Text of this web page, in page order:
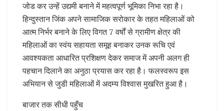
जोड कर उन्हें उद्यमी बनाने में महत्वपूर्ण भूमिका निभा रहा है।
हिन्दुस्तान जिंक अपने सामाजिक सरोकार के तहत महिलाओं को
आत्म निर्भर बनाने के लिए विगत 7 वर्षों से ग्रामीण क्षेत्र की
महिलाओं का स्वंय सहायता समूह बनाकर उनक रूचि एवं
आवश्यकता आधारित प्रशिक्षण देकर समाज में अपनी अलग ही
पहचान दिलाने का अनुठा प्रयास कर रहा है। फलस्वरूप इस
अभियान से जुडी महिलाओं में अदम्य विश्वास मुखरित हुआ है।
बाजार तक सीधी पहुँच